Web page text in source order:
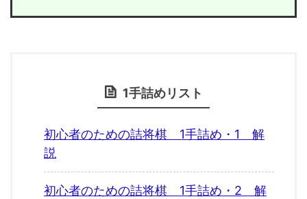
1手詰めリスト
初心者のための詰将棋 1手詰め・1 解
説
初心者のための詰将棋 1手詰め・2 解